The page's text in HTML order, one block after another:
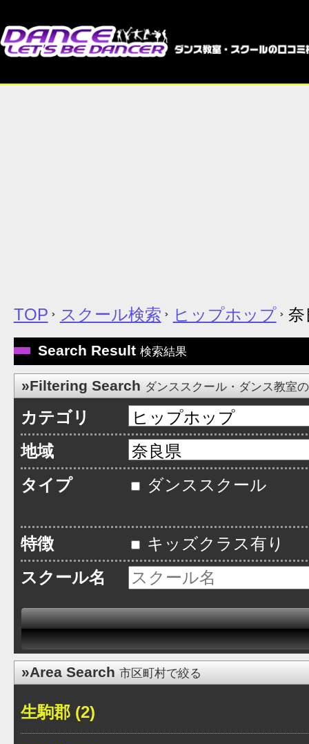
TOP スクール検索 ヒップホップ 奈
Search Result 検索結果
»Filtering Search ダンススクール・ダンス教室
カテゴリ
地域
タイプ
ダンススクール
特徴
キッズクラス有り
スクール名
»Area Search市区町村で絞る
生駒郡 (2)